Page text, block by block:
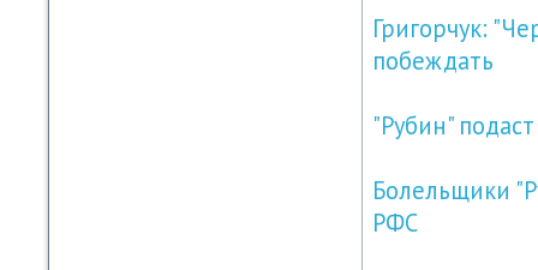
Григорчук:
побеждать
"Рубин"
Болельщики
РФС